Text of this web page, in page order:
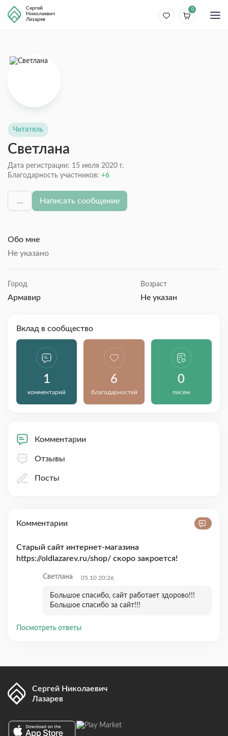
Сергей
Николаевич
Лазарев
0
Читатель
Светлана
Дата регистрации: 15 июля 2020 г.
Благодарность участников:
6
... Написать сообщение
Обо мне
Не указано
Город
Армавир
Возраст
Не указан
Вклад в сообщество
1
комментарий
6
благодарностей
0
писем
Комментарии
Отзывы
Посты
Комментарии
Старый сайт интернет-магазина
https://oldlazarev.ru/shop/ скоро закроется!
Светлана 05.10 20:26
Большое спасибо, сайт работает здорово!!!
Большое спасибо за сайт!!!
Посмотреть ответы
Сергей Николаевич
Лазарев